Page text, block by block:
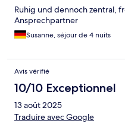
Ruhig und dennoch zentral,
Ansprechpartner
Susanne, séjour de 4 nuits
Avis vérifié
10/10 Exceptionnel
13 août 2025
Traduire avec Google